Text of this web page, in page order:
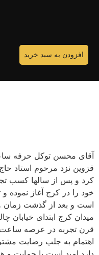
افزودن به سبد خرید
قزوین نزد مرحوم استاد
خود را در کرج آغاز نموده و
است و بعد از گذشت زمان
میدان کرج ابتدای خیابان
قرن تجربه در عرصه ساعت
اهتمام به جلب رضایت